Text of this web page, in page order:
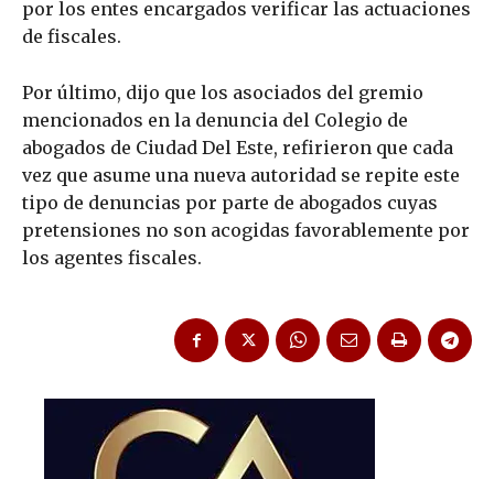
por los entes encargados verificar las actuaciones
de fiscales.
Por último, dijo que los asociados del gremio
mencionados en la denuncia del Colegio de
abogados de Ciudad Del Este, refirieron que cada
vez que asume una nueva autoridad se repite este
tipo de denuncias por parte de abogados cuyas
pretensiones no son acogidas favorablemente por
los agentes fiscales.